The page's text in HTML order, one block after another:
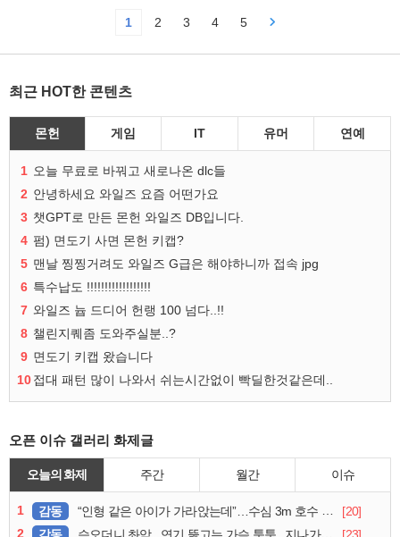
1 2 3 4 5
최근 HOT한 콘텐츠
몬헌 게임 IT 유머 연예
1 오늘 무료로 바꿔고 새로나온 dlc들
2 안녕하세요 와일즈 요즘 어떤가요
3 챗GPT로 만든 몬헌 와일즈 DB입니다.
4 펌) 면도기 사면 몬헌 키캡?
5 맨날 찡찡거려도 와일즈 G급은 해야하니까 접속 jpg
6 특수납도 !!!!!!!!!!!!!!!!!!
7 와일즈 늅 드디어 헌랭 100 넘다..!!
8 챌린지퀘좀 도와주실분..?
9 면도기 키캡 왔습니다
10접대 패턴 많이 나와서 쉬는시간없이 빡딜한것같은데..
오픈 이슈 갤러리 화제글
오늘의 화제 주간 월간 이슈
1 감동 “인형 같은 아이가 가라앉는데”…수심 3m 호수 뛰어든 60대 의인
[20]
2
감동
[23]